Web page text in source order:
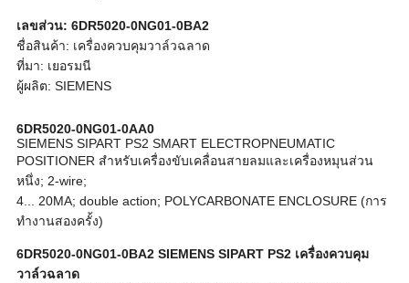
เลขส่วน: 6DR5020-0NG01-0BA2
ชื่อสินค้า: เครื่องควบคุมวาล์วฉลาด
ที่มา: เยอรมนี
ผู้ผลิต: SIEMENS
6DR5020-0NG01-0AA0
SIEMENS SIPART PS2 SMART ELECTROPNEUMATIC
POSITIONER สําหรับเครื่องขับเคลื่อนสายลมและเครื่องหมุนส่วน
หนึ่ง; 2-wire;
4... 20MA; double action; POLYCARBONATE ENCLOSURE (การ
ทํางานสองครั้ง)
6DR5020-0NG01-0BA2 SIEMENS SIPART PS2 เครื่องควบคุม
วาล์วฉลาด